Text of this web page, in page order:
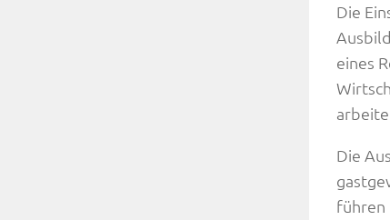
Die
eines
Die
führen